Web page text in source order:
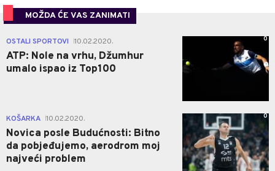
MOŽDA ĆE VAS ZANIMATI
OSTALI SPORTOVI 10.02.2020.
ATP: Nole na vrhu, Džumhur
umalo ispao iz Top100
0
KOŠARKA 10.02.2020.
Novica posle Budućnosti: Bitno
da pobjeđujemo, aerodrom moj
najveći problem
0